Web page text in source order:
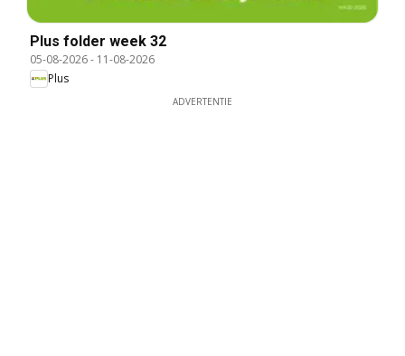
Plus folder week 32
05-08-2026- 11-08-2026
Plus
ADVERTENTIE